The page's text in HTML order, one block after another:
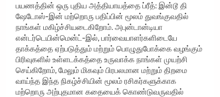
பயணத்தின் ஒரு புதிய அத்தியாயத்தை ப்ரீத்: இன்டூ தி
ஷேடோஸ்-இன் மற்றொரு பதிப்பின் மூலம் துவங்குவதில்
நாங்கள் மகிழ்ச்சியடைகிறோம். அபுன்டான்டியா
என்டர்டெயின்மென்ட்-இல், பார்வையாளர்களிடையே
தாக்கத்தை ஏற்படுத்தும் மற்றும் பொழுதுபோக்கை வழங்கும்
பிரிவுகளில் உள்ளடக்கத்தை உருவாக்க நாங்கள் முயற்சி
செய்கிறோம், மேலும் மிகவும் பிரபலமான மற்றும் திறமை
வாய்ந்த இந்த நிகழ்ச்சியின் மூலம் ரசிகர்களுக்காக
மற்றொரு அற்புதமான கதையைக் கொண்டுவருவதில்